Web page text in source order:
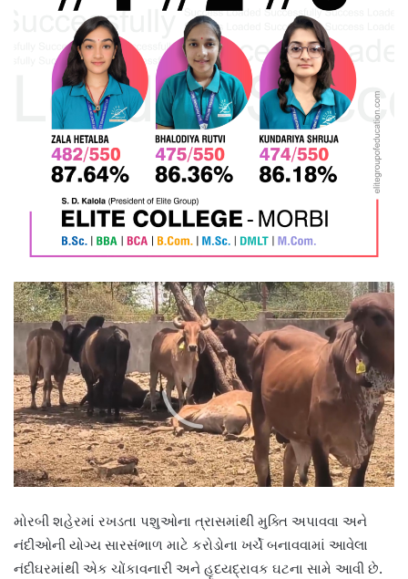
મોરબી શહેરમાં રખડતા પશુઓના ત્રાસમાંથી મુક્તિ અપાવવા અને
નંદીઓની યોગ્ય સારસંભાળ માટે કરોડોના ખર્ચે બનાવવામાં આવેલા
નંદીઘરમાંથી એક ચોંકાવનારી અને હૃદયદ્રાવક ઘટના સામે આવી છે.